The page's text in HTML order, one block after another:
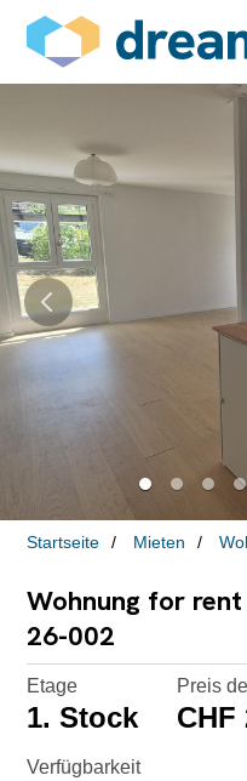
Startseite Mieten
Wohnung for rent
26-002
Etage
1. Stock
Preis
CHF
Verfügbarkeit